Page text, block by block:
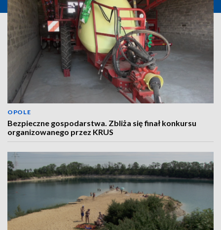
OPOLE
Bezpieczne gospodarstwa. Zbliża się finał konkursu
organizowanego przez KRUS